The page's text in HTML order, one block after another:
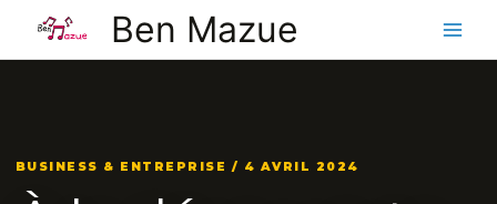
contenu
Ben Mazue
BUSINESS & ENTREPRISE / 4 AVRIL 2024